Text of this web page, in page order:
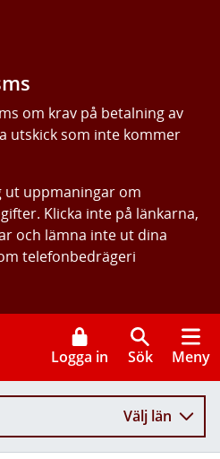
om krav på betalning av
utskick som inte kommer
ut uppmaningar om
Klicka inte på länkarna,
och lämna inte ut dina
telefonbedrägeri
Logga in Sök Meny
Välj län